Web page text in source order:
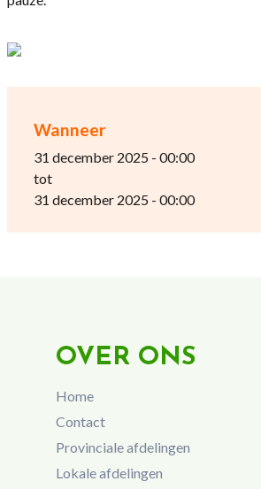
Wanneer
31 december 2025 - 00:00
tot
31 december 2025 - 00:00
OVER ONS
Home
Contact
Provinciale afdelingen
Lokale afdelingen